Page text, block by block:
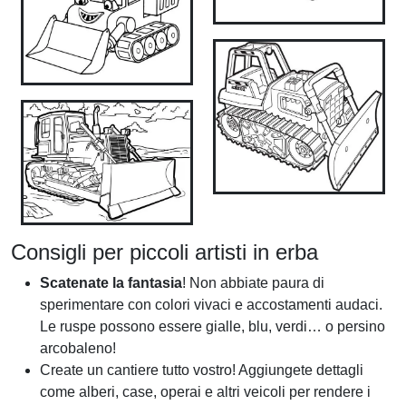
Consigli per piccoli artisti in erba
Scatenate la fantasia! Non abbiate paura di
sperimentare con colori vivaci e accostamenti audaci.
Le ruspe possono essere gialle, blu, verdi… o persino
arcobaleno!
Create un cantiere tutto vostro! Aggiungete dettagli
come alberi, case, operai e altri veicoli per rendere i